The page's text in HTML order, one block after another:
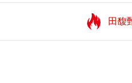
田馥
望
田馥